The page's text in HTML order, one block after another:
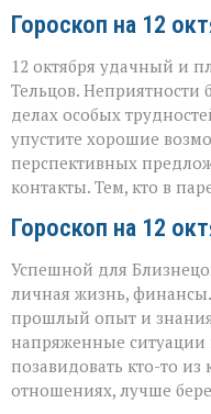
Гороскоп на 12
12 октября удачный и
Тельцов. Неприятности
делах особых
упустите хорошие
перспективных
контакты. Тем, кто в
Гороскоп на 12
Успешной для
личная жизнь,
прошлый опыт и
напряженные ситуации
позавидовать кто-то из
отношениях, лучше